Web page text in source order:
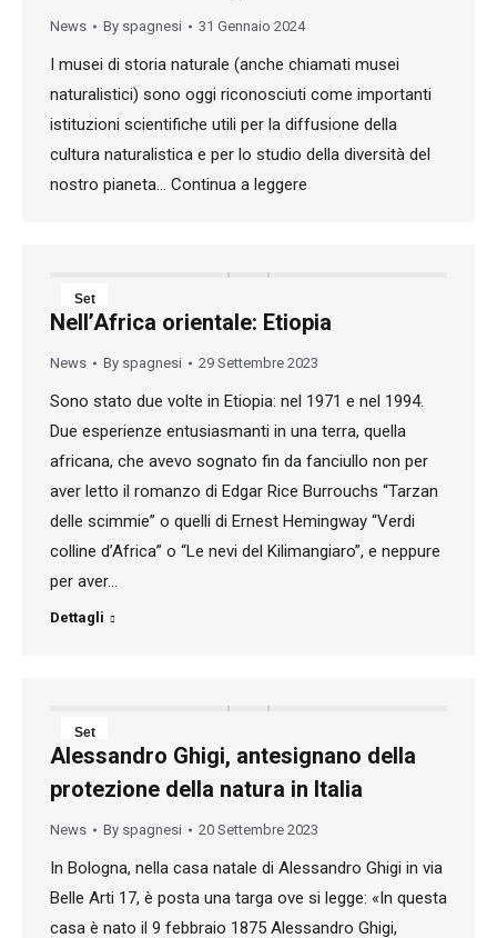
News By spagnesi 31 Gennaio 2024
I musei di storia naturale (anche chiamati musei
naturalistici) sono oggi riconosciuti come importanti
istituzioni scientifiche utili per la diffusione della
cultura naturalistica e per lo studio della diversità del
nostro pianeta… Continua a leggere
Set
29
2023
Nell’Africa orientale: Etiopia
News By spagnesi 29 Settembre 2023
Sono stato due volte in Etiopia: nel 1971 e nel 1994.
Due esperienze entusiasmanti in una terra, quella
africana, che avevo sognato fin da fanciullo non per
aver letto il romanzo di Edgar Rice Burrouchs “Tarzan
delle scimmie” o quelli di Ernest Hemingway “Verdi
colline d’Africa” o “Le nevi del Kilimangiaro”, e neppure
per aver…
Dettagli
Set
20
2023
Alessandro Ghigi, antesignano della
protezione della natura in Italia
News By spagnesi 20 Settembre 2023
In Bologna, nella casa natale di Alessandro Ghigi in via
Belle Arti 17, è posta una targa ove si legge: «In questa
casa è nato il 9 febbraio 1875 Alessandro Ghigi,